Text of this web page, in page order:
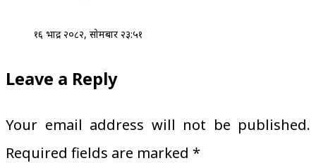
१६ भाद्र २०८२, सोमबार २३:५१
Leave a Reply
Your email address will not be published.
Required fields are marked *